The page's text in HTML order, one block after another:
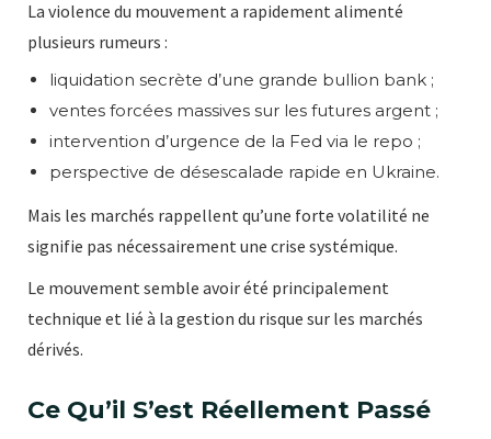
La violence du mouvement a rapidement alimenté
plusieurs rumeurs :
liquidation secrète d’une grande bullion bank ;
ventes forcées massives sur les futures argent ;
intervention d’urgence de la Fed via le repo ;
perspective de désescalade rapide en Ukraine.
Mais les marchés rappellent qu’une forte volatilité ne
signifie pas nécessairement une crise systémique.
Le mouvement semble avoir été principalement
technique et lié à la gestion du risque sur les marchés
dérivés.
Ce Qu’il S’est Réellement Passé